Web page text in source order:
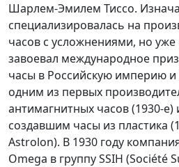
Шарлем-Эмилем Тиссо.
специализировалась на
часов с усложнениями, но уже
завоевал международное
часы в Российскую империю
одним из первых
антимагнитных часов (1930-
создавшим часы из пластика
Astrolon). В 1930 году
Omega в группу SSIH (Société